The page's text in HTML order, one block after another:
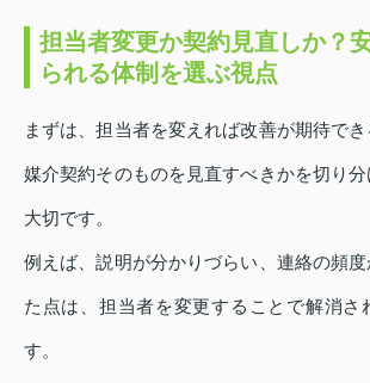
担当者変更か契約見直しか？
られる体制を選ぶ視点
まずは、担当者を変えれば改善が期待で
媒介契約そのものを見直すべきかを切り
大切です。
例えば、説明が分かりづらい、連絡の頻
た点は、担当者を変更することで解消さ
す。